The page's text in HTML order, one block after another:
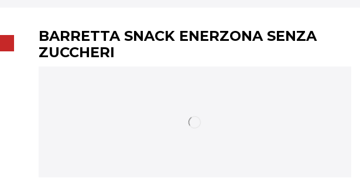
BARRETTA SNACK ENERZONA SENZA
ZUCCHERI